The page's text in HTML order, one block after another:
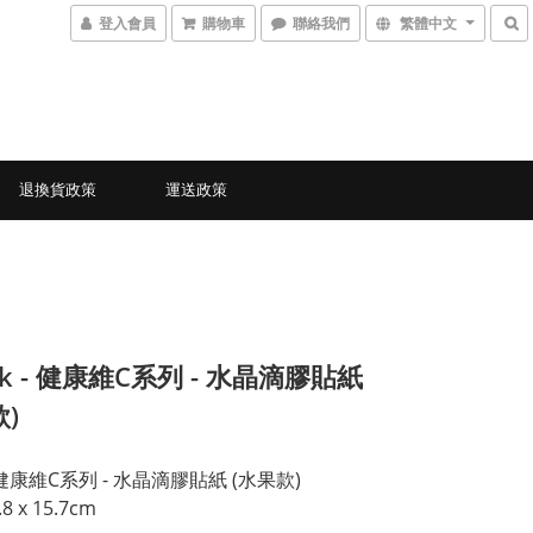
登入會員 購物車 聯絡我們 繁體中文
退換貨政策 運送政策
- 健康維C系列 - 水晶滴膠貼紙
)
康維C系列 - 水晶滴膠貼紙 (水果款)
x 15.7cm